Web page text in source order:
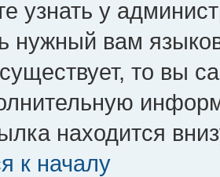
узнать у
нужный вам
то вы
находится
к началу